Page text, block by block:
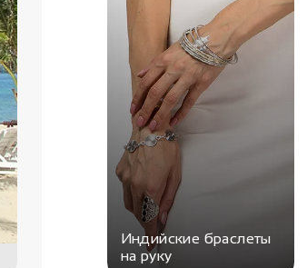
Индийские браслеты
на руку